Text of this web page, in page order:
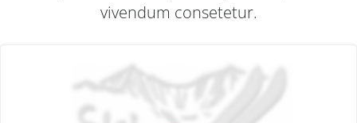
vivendum consetetur.